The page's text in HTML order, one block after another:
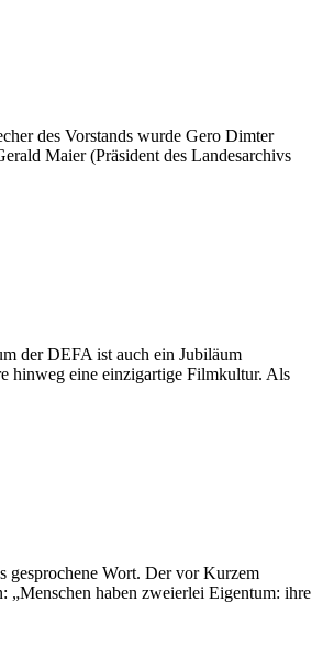
des Vorstands wurde Gero Dimter
Maier (Präsident des Landesarchivs
der DEFA ist auch ein Jubiläum
hinweg eine einzigartige Filmkultur. Als
gesprochene Wort. Der vor Kurzem
„Menschen haben zweierlei Eigentum: ihre